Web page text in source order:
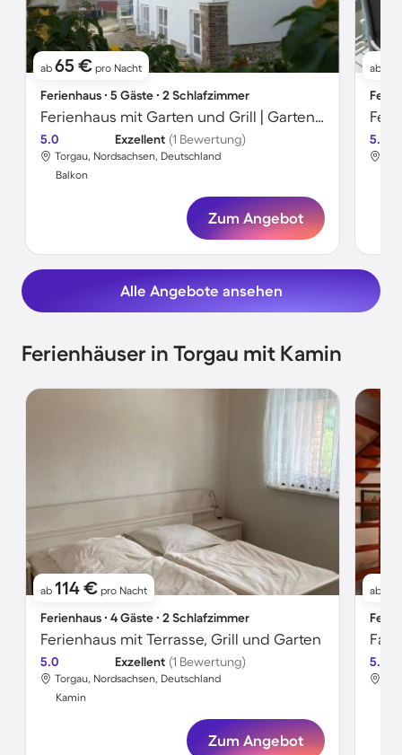
ab 65 € pro Nacht
Ferienhaus ∙ 5 Gäste ∙ 2 Schlafzimmer
Ferienhaus mit Garten und Grill | Gartenblick
5.0 Exzellent (1 Bewertung)
Torgau, Nordsachsen, Deutschland
Balkon
Zum Angebot
ab
5.0
Alle Angebote ansehen
Ferienhäuser in Torgau mit Kamin
ab 114 € pro Nacht
Ferienhaus ∙ 4 Gäste ∙ 2 Schlafzimmer
Ferienhaus mit Terrasse, Grill und Garten
5.0 Exzellent (1 Bewertung)
Torgau, Nordsachsen, Deutschland
Kamin
Zum Angebot
ab
5.0